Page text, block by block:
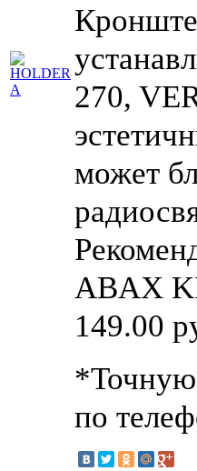
270,
может
ABAX
149.00
по